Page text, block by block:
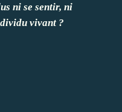
ni se sentir, ni
vivant ?